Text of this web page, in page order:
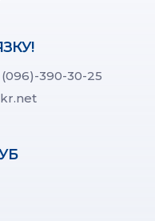
(096)-390-30-25